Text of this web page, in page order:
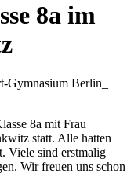
8a im
8a mit Frau
statt. Alle hatten
Viele sind erstmalig
Wir freuen uns schon